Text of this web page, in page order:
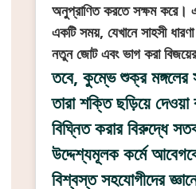
অনুপ্রাণিত করতে সক্ষম করে।
একটি সময়, যেখানে সাহসী
নতুন জোট এবং ভাগ করা
তবে, কুম্ভে শুক্র মঙ্গলের
তারা শক্তি ছড়িয়ে দেওয়া
বিঘ্নিত করার বিরুদ্ধে
উদ্দেশ্যমূলক কর্মে
বিশ্বস্ত সহযোগীদের